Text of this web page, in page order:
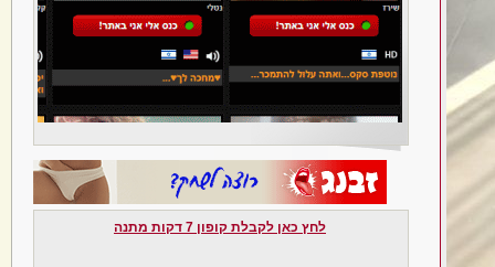
לחץ כאן לקבלת קופון 7 דקות מתנה